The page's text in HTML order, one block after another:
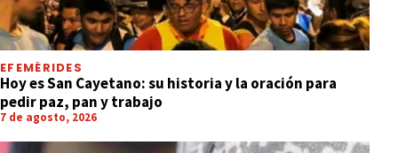
EFEMÉRIDES
Hoy es San Cayetano: su historia y la oración para
pedir paz, pan y trabajo
7 de agosto, 2026